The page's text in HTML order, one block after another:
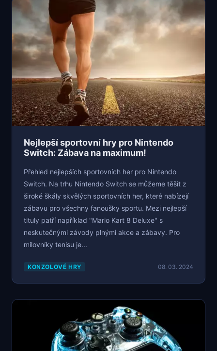
Nejlepší sportovní hry pro Nintendo
Switch: Zábava na maximum!
Přehled nejlepších sportovních her pro Nintendo
Switch. Na trhu Nintendo Switch se můžeme těšit z
široké škály skvělých sportovních her, které nabízejí
zábavu pro všechny fanoušky sportu. Mezi nejlepší
tituly patří například "Mario Kart 8 Deluxe" s
neskutečnými závody plnými akce a zábavy. Pro
milovníky tenisu je...
KONZOLOVÉ HRY 08. 03. 2024